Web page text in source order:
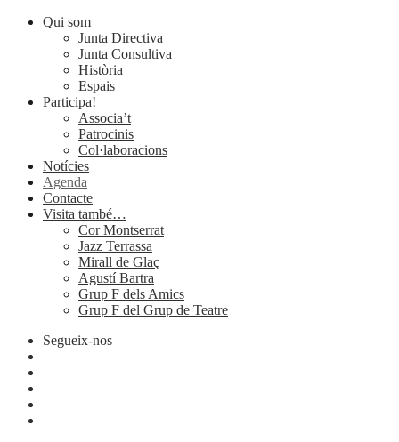
Qui som
Junta Directiva
Junta Consultiva
Història
Espais
Participa!
Associa’t
Patrocinis
Col·laboracions
Notícies
Agenda
Contacte
Visita també…
Cor Montserrat
Jazz Terrassa
Mirall de Glaç
Agustí Bartra
Grup F dels Amics
Grup F del Grup de Teatre
Segueix-nos